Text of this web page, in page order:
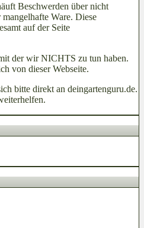
Beschwerden über nicht
Ware. Diese
auf der Seite
der wir NICHTS zu tun haben.
von dieser Webseite.
bitte direkt an deingartenguru.de.